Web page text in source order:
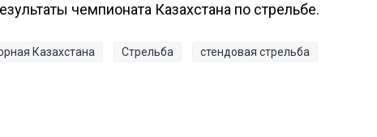
чемпионата Казахстана по стрельбе.
Казахстана Стрельба стендовая стрельба